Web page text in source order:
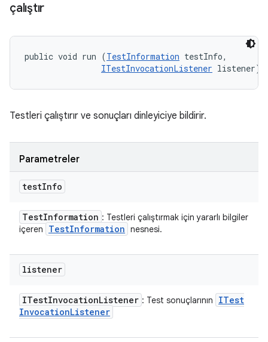
çalıştır
public void run (TestInformation testInfo,
ITestInvocationListener listener)
Testleri çalıştırır ve sonuçları dinleyiciye bildirir.
Parametreler
testInfo
TestInformation : Testleri çalıştırmak için yararlı bilgiler
içeren
TestInformation nesnesi.
listener
ITestInvocationListener : Test sonuçlarının
ITest
InvocationListener